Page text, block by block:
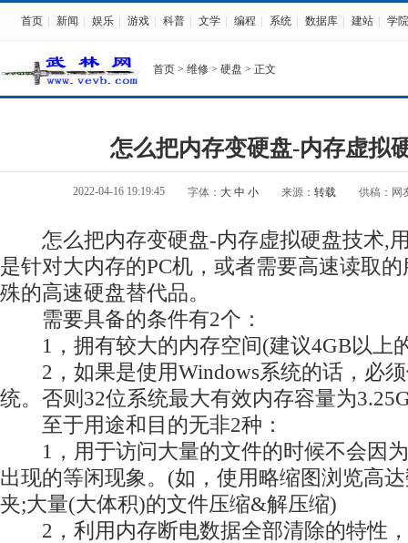
首页 新闻 娱乐 游戏 科普 文学 编程 系统 数据库 建站 学院
首页 > 维修 > 硬盘 > 正文
怎么把内存变硬盘-内存虚拟
2022-04-16 19:19:45 字体： 大 中 小 来源： 转载 供稿：网
怎么把内存变硬盘-内存虚拟硬盘技术,
是针对大内存的PC机，或者需要高速读取
殊的高速硬盘替代品。
需要具备的条件有2个：
1，拥有较大的内存空间(建议4GB以上
2，如果是使用Windows系统的话，必须
统。否则32位系统最大有效内存容量为
至于用途和目的无非2种：
1，用于访问大量的文件的时候不会因为
出现的等闲现象。(如，使用略缩图浏览高
夹;大量(大体积)的文件压缩&解压缩)
2，利用内存断电数据全部清除的特性，